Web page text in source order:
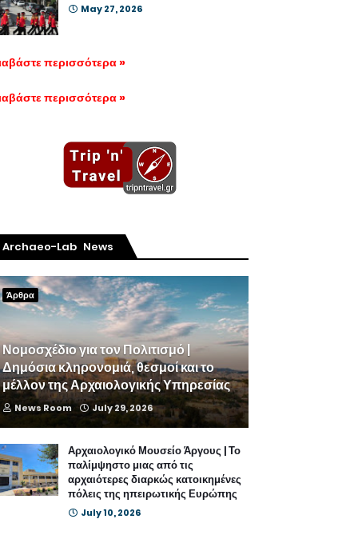
May 27, 2026
περισσότερα »
περισσότερα »
Archaeo-Lab News
Άρθρα
Νομοσχέδιο για τον Πολιτισμό |
Δημόσια κληρονομιά, θεσμοί και το
μέλλον της Αρχαιολογικής Υπηρεσίας
News Room July 29, 2026
Αρχαιολογικό Μουσείο Άργους | Το
παλίμψηστο μιας από τις
αρχαιότερες διαρκώς κατοικημένες
πόλεις της ηπειρωτικής Ευρώπης
July 10, 2026